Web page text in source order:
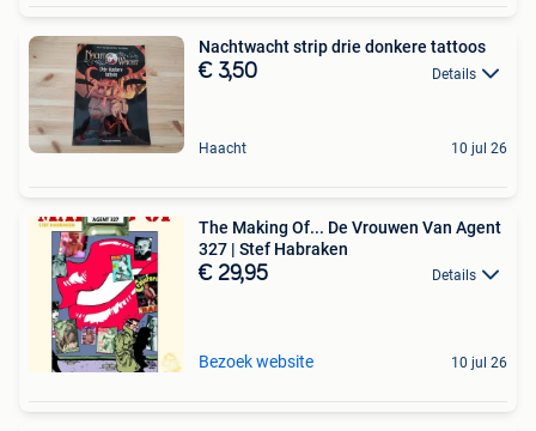
Nachtwacht strip drie donkere tattoos
€ 3,50 Details
Haacht 10 jul 26
The Making Of... De Vrouwen Van Agent
327 | Stef Habraken
€ 29,95 Details
Bezoek website 10 jul 26